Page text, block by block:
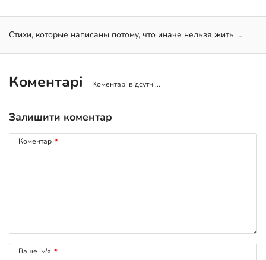
Стихи, которые написаны потому, что иначе нельзя жить …
Коментарі Коментарі відсутні...
Залишити коментар
Коментар *
Ваше ім'я *